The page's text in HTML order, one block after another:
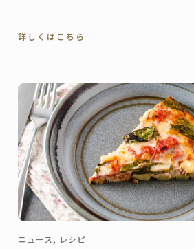
詳しくはこちら
ニュース, レシピ